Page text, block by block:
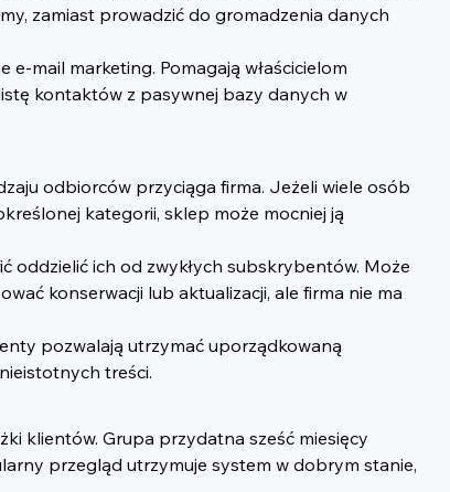
zamiast prowadzić do gromadzenia danych
mail marketing. Pomagają właścicielom
kontaktów z pasywnej bazy danych w
odbiorców przyciąga firma. Jeżeli wiele osób
kategorii, sklep może mocniej ją
oddzielić ich od zwykłych subskrybentów. Może
konserwacji lub aktualizacji, ale firma nie ma
pozwalają utrzymać uporządkowaną
treści.
klientów. Grupa przydatna sześć miesięcy
przegląd utrzymuje system w dobrym stanie,